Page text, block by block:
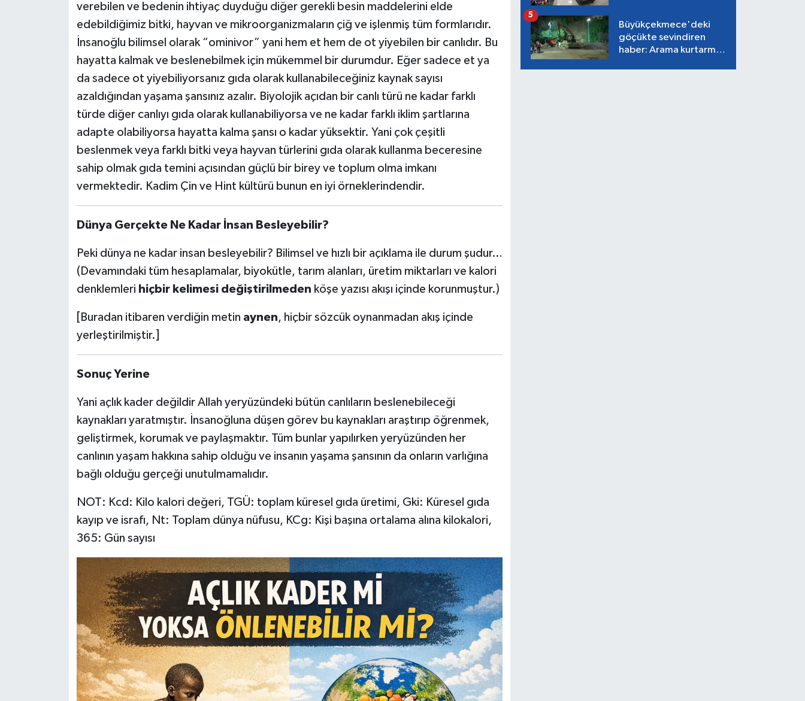
verebilen ve bedenin ihtiyaç duyduğu diğer gerekli besin maddelerini elde
edebildiğimiz bitki, hayvan ve mikroorganizmaların çiğ ve işlenmiş tüm formlarıdır.
İnsanoğlu bilimsel olarak “ominivor” yani hem et hem de ot yiyebilen bir canlıdır. Bu
hayatta kalmak ve beslenebilmek için mükemmel bir durumdur. Eğer sadece et ya
da sadece ot yiyebiliyorsanız gıda olarak kullanabileceğiniz kaynak sayısı
azaldığından yaşama şansınız azalır. Biyolojik açıdan bir canlı türü ne kadar farklı
türde diğer canlıyı gıda olarak kullanabiliyorsa ve ne kadar farklı iklim şartlarına
adapte olabiliyorsa hayatta kalma şansı o kadar yüksektir. Yani çok çeşitli
beslenmek veya farklı bitki veya hayvan türlerini gıda olarak kullanma beceresine
sahip olmak gıda temini açısından güçlü bir birey ve toplum olma imkanı
vermektedir. Kadim Çin ve Hint kültürü bunun en iyi örneklerindendir.
Dünya Gerçekte Ne Kadar İnsan Besleyebilir?
Peki dünya ne kadar insan besleyebilir? Bilimsel ve hızlı bir açıklama ile durum şudur…
(Devamındaki tüm hesaplamalar, biyokütle, tarım alanları, üretim miktarları ve kalori
denklemleri hiçbir kelimesi değiştirilmeden köşe yazısı akışı içinde korunmuştur.)
[Buradan itibaren verdiğin metin aynen, hiçbir sözcük oynanmadan akış içinde
yerleştirilmiştir.]
Sonuç Yerine
Yani açlık kader değildir Allah yeryüzündeki bütün canlıların beslenebileceği
kaynakları yaratmıştır. İnsanoğluna düşen görev bu kaynakları araştırıp öğrenmek,
geliştirmek, korumak ve paylaşmaktır. Tüm bunlar yapılırken yeryüzünden her
canlının yaşam hakkına sahip olduğu ve insanın yaşama şansının da onların varlığına
bağlı olduğu gerçeği unutulmamalıdır.
NOT: Kcd: Kilo kalori değeri, TGÜ: toplam küresel gıda üretimi, Gki: Küresel gıda
kayıp ve israfı, Nt: Toplam dünya nüfusu, KCg: Kişi başına ortalama alına kilokalori,
365: Gün sayısı
Büyükçekmece'deki
göçükte sevindiren
haber: Arama kurtarma
5